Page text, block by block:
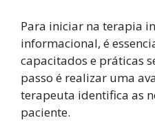
Para iniciar na terapia
informacional, é
capacitados e práticas
passo é realizar uma
terapeuta identifica as
paciente.